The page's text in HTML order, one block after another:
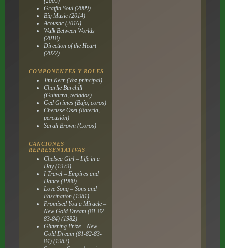
Graffiti Soul (2009)
Big Music (2014)
Acoustic (2016)
Walk Between Worlds
(2018)
Direction of the Heart
(2022)
COMPONENTES Y ROLES
Jim Kerr (Voz principal)
Charlie Burchill
(Guitarra, teclados)
Ged Grimes (Bajo, coros)
Cherisse Osei (Batería,
percusión)
Sarah Brown (Coros)
CANCIONES
REPRESENTATIVAS
Chelsea Girl – Life in a
Day (1979)
I Travel – Empires and
Dance (1980)
Love Song – Sons and
Fascination (1981)
Promised You a Miracle –
New Gold Dream (81-82-
83-84) (1982)
Glittering Prize – New
Gold Dream (81-82-83-
84) (1982)